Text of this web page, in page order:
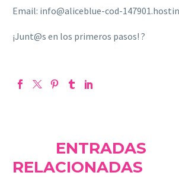
Email: info@aliceblue-cod-
¡Junt@s en los primeros pasos! ?
ENTRADAS
RELACIONADAS